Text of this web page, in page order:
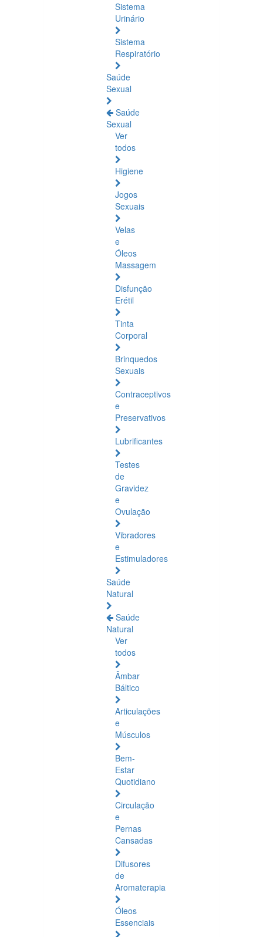
Sistema
Urinário
Sistema
Respiratório
Saúde
Sexual
Saúde
Sexual
Ver
todos
Higiene
Jogos
Sexuais
Velas
e
Óleos
Massagem
Disfunção
Erétil
Tinta
Corporal
Brinquedos
Sexuais
Contraceptivos
e
Preservativos
Lubrificantes
Testes
de
Gravidez
e
Ovulação
Vibradores
e
Estimuladores
Saúde
Natural
Saúde
Natural
Ver
todos
Âmbar
Báltico
Articulações
e
Músculos
Bem-
Estar
Quotidiano
Circulação
e
Pernas
Cansadas
Difusores
de
Aromaterapia
Óleos
Essenciais